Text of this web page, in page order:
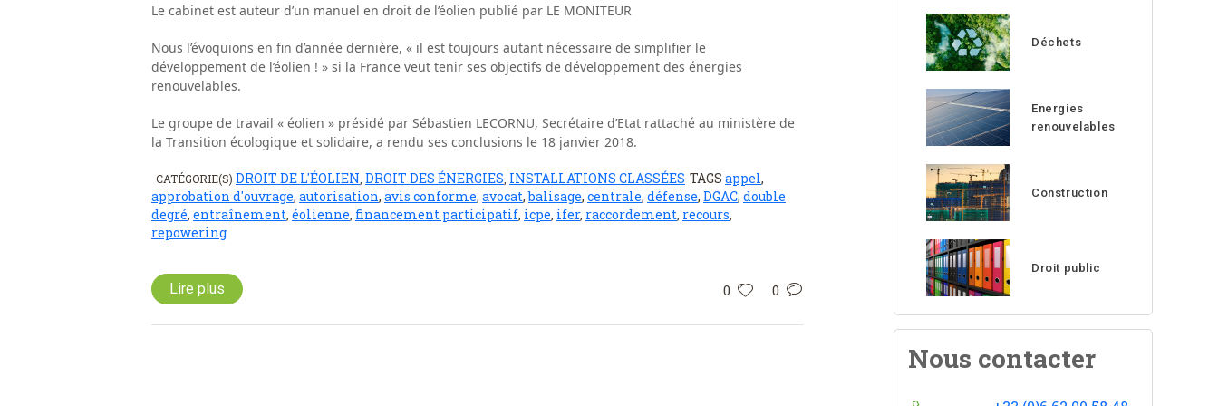
Le cabinet est auteur d’un manuel en droit de l’éolien publié par LE MONITEUR
Nous l’évoquions en fin d’année dernière, « il est toujours autant nécessaire de simplifier le
développement de l’éolien ! » si la France veut tenir ses objectifs de développement des énergies
renouvelables.
Le groupe de travail « éolien » présidé par Sébastien LECORNU, Secrétaire d’Etat rattaché au ministère de
la Transition écologique et solidaire, a rendu ses conclusions le 18 janvier 2018.
CATÉGORIE(S) DROIT DE L'ÉOLIEN DROIT DES ÉNERGIES INSTALLATIONS CLASSÉES TAGS appel,
approbation d'ouvrage, autorisation, avis conforme, avocat,balisage, centrale, défense, DGAC, double
degré, entraînement, éolienne, financement participatif, icpe, ifer, raccordement, recours,
repowering
0 0
Lire plus
Déchets
Energies
renouvelables
Construction
Droit public
Nous contacter